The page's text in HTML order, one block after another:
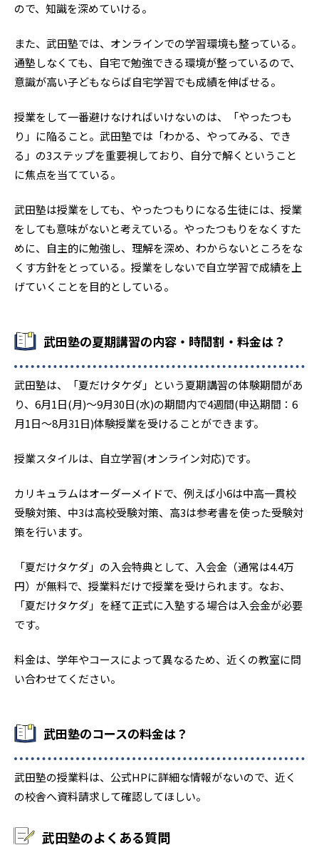
ので、知識を深めていける。
また、武田塾では、オンラインでの学習環境も整っている。
通塾しなくても、自宅で勉強できる環境が整っているので、
意識が高い子どもならば自宅学習でも成績を伸ばせる。
授業をして一番避けなければいけないのは、「やったつも
り」に陥ること。武田塾では「わかる、やってみる、でき
る」の3ステップを重要視しており、自分で解くということ
に焦点を当てている。
武田塾は授業をしても、やったつもりになる生徒には、授業
をしても意味がないと考えている。やったつもりをなくすた
めに、自主的に勉強し、理解を深め、わからないところをな
くす方針をとっている。授業をしないで自立学習で成績を上
げていくことを目的としている。
武田塾の夏期講習の内容・時間割・料金は？
武田塾は、「夏だけタケダ」という夏期講習の体験期間があ
り、6月1日(月)～9月30日(水)の期間内で4週間(申込期間：6
月1日〜8月31日)体験授業を受けることができます。
授業スタイルは、自立学習(オンライン対応)です。
カリキュラムはオーダーメイドで、例えば小6は中高一貫校
受験対策、中3は高校受験対策、高3は参考書を使った受験対
策を行います。
「夏だけタケダ」の入会特典として、入会金（通常は4.4万
円）が無料で、授業料だけで授業を受けられます。なお、
「夏だけタケダ」を経て正式に入塾する場合は入会金が必要
です。
料金は、学年やコースによって異なるため、近くの教室に問
い合わせてください。
武田塾のコースの料金は？
武田塾の授業料は、公式HPに詳細な情報がないので、近く
の校舎へ資料請求して確認してほしい。
武田塾のよくある質問